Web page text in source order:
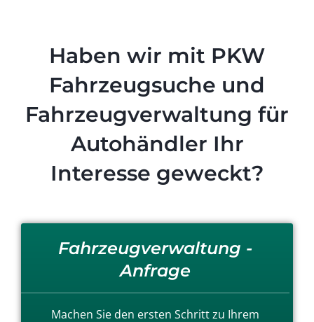
Haben wir mit PKW
Fahrzeugsuche und
Fahrzeugverwaltung für
Autohändler Ihr
Interesse geweckt?
Fahrzeugverwaltung -
Anfrage
Machen Sie den ersten Schritt zu Ihrem